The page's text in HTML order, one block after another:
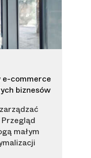
e-commerce
biznesów
małym